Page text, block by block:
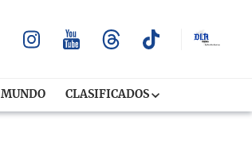
MUNDO CLASIFICADOS